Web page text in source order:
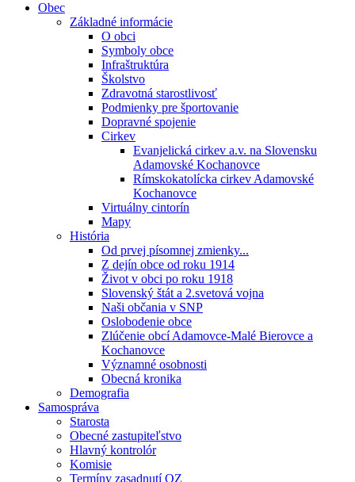
Obec
Základné informácie
O obci
Symboly obce
Infraštruktúra
Školstvo
Zdravotná starostlivosť
Podmienky pre športovanie
Dopravné spojenie
Cirkev
Evanjelická cirkev a.v. na Slovensku
Adamovské Kochanovce
Rímskokatolícka cirkev Adamovské
Kochanovce
Virtuálny cintorín
Mapy
História
Od prvej písomnej zmienky...
Z dejín obce od roku 1914
Život v obci po roku 1918
Slovenský štát a 2.svetová vojna
Naši občania v SNP
Oslobodenie obce
Zlúčenie obcí Adamovce-Malé Bierovce a
Kochanovce
Významné osobnosti
Obecná kronika
Demografia
Samospráva
Starosta
Obecné zastupiteľstvo
Hlavný kontrolór
Komisie
Termíny zasadnutí OZ